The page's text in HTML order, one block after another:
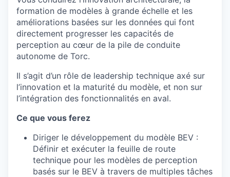
formation de modèles à grande échelle et les
améliorations basées sur les données qui font
directement progresser les capacités de
perception au cœur de la pile de conduite
autonome de Torc.
Il s’agit d’un rôle de leadership technique axé sur
l’innovation et la maturité du modèle, et non sur
l’intégration des fonctionnalités en aval.
Ce que vous ferez
Diriger le développement du modèle BEV :
Définir et exécuter la feuille de route
technique pour les modèles de perception
basés sur le BEV à travers de multiples tâches